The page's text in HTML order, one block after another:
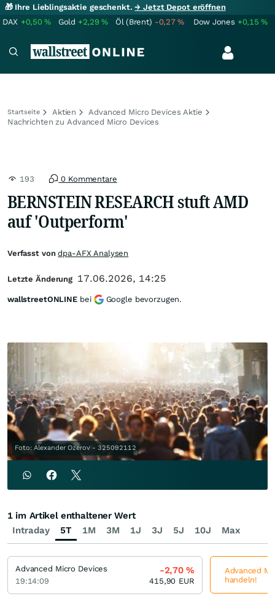
🎁 Ihre Lieblingsaktie geschenkt.→ Jetzt Depot eröffnen
DAX +0,50% Gold +2,29% Öl (Brent) -0,27% Dow Jones +0,15%
Startseite Aktien
Advanced Micro Devices Aktie
Nachrichten zu Advanced Micro Devices
193 0 Kommentare
BERNSTEIN RESEARCH stuft AMD
auf 'Outperform'
Foto: Alexander Ozerov - 325092112
Verfasst vondpa-AFX Analysen
Letzte Änderung 17.06.2026, 14:25
wallstreetONLINE bei Google bevorzugen.
Intraday 5T 1M 3M 1J 3J 5J 10J Max
1 im Artikel enthaltener Wert
Advanced Micro Devices
19:14:09
-2,70%
415,90 EUR
Advanced
handeln!